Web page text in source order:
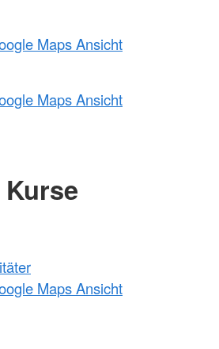
Maps Ansicht
Maps Ansicht
Kurse
Maps Ansicht